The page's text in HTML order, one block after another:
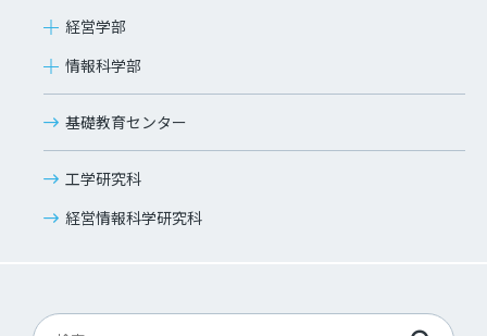
経営学部
情報科学部
基礎教育センター
工学研究科
経営情報科学研究科